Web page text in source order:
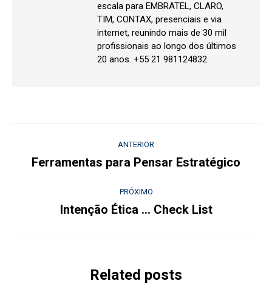
escala para EMBRATEL, CLARO,
TIM, CONTAX, presenciais e via
internet, reunindo mais de 30 mil
profissionais ao longo dos últimos
20 anos. +55 21 981124832.
de
ANTERIOR
Post
Ferramentas para Pensar Estratégico
PRÓXIMO
Próximo
Intenção Ética … Check List
Related posts